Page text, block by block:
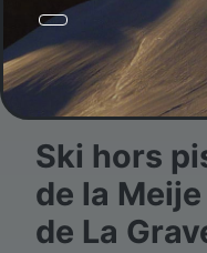
Ski hors
de la
de La